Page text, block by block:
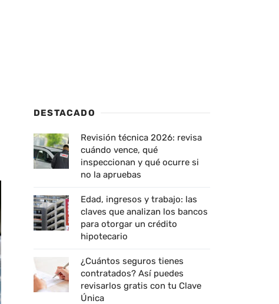
DESTACADO
Revisión técnica 2026: revisa
cuándo vence, qué
inspeccionan y qué ocurre si
no la apruebas
Edad, ingresos y trabajo: las
claves que analizan los bancos
para otorgar un crédito
hipotecario
¿Cuántos seguros tienes
contratados? Así puedes
revisarlos gratis con tu Clave
Única